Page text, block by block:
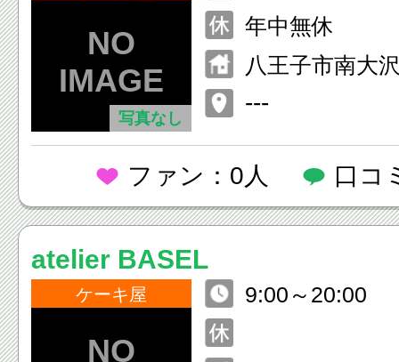
写真なし
年中無休
八王子市南大
---
ファン：0人 口コ
atelier BASEL
ケーキ屋 9:00～20:00